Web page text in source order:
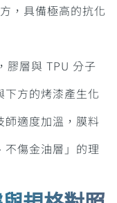
，具備極高的抗化
膠層與 TPU 分子
方的烤漆產生化
師適度加溫，膜料
傷金油層」的理